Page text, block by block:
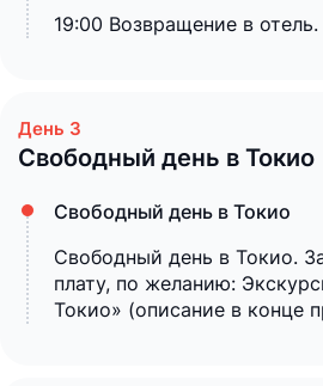
19:00 Возвращение в отель.
Свободный день в Токио
Свободный день в Токио
Свободный день в Токио.
плату, по желанию:
Токио» (описание в конце